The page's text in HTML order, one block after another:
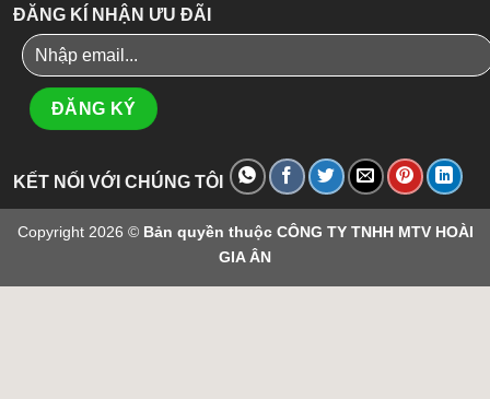
ĐĂNG KÍ NHẬN ƯU ĐÃI
KẾT NỐI VỚI CHÚNG TÔI
Copyright 2026 © Bản quyền thuộc CÔNG TY TNHH MTV HOÀI
GIA ÂN